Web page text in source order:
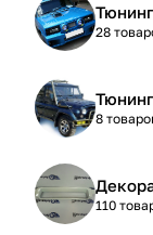
28
Тюнинг
8
110